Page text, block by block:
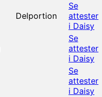
Delportion
Se
attester
i Daisy
Se
attester
i Daisy
Se
attester
i Daisy